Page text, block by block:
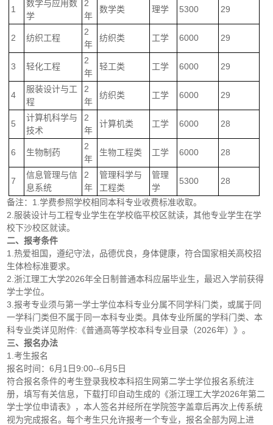
1
数学与应用数
学
2
年
数学类 理学 5300 29
2 纺织工程
2
年
纺织类 工学 6000 29
3 轻化工程
2
年
轻工类 工学 6000 29
4
服装设计与工
程
2
年
纺织类 工学 6000 29
5
计算机科学与
技术
2
年
计算机类 工学 6000 28
6 生物制药
2
年
生物工程类 工学 6000 28
7
信息管理与信
息系统
2
年
管理科学与
工程类
管理
学
5300 28
备注：1.学费参照学校相同本科专业收费标准收取。
2.服装设计与工程专业学生在学校临平校区就读，其他专业学生在学
校下沙校区就读。
二、报考条件
1.热爱祖国，遵纪守法，品德优良，身体健康，符合国家相关高校招
生体检标准要求。
2.浙江理工大学2026年全日制普通本科应届毕业生，最迟入学前获得
学士学位。
3.报考专业须与第一学士学位本科专业分属不同学科门类，或属于同
一学科门类但不属于同一本科专业类。具体专业所属的学科门类、本
科专业类详见附件:《普通高等学校本科专业目录（2026年）》。
三、报名办法
1.考生报名
报名时间：6月1日9:00--6月5日
符合报名条件的考生登录我校本科招生网第二学士学位报名系统注
册，填写有关信息，下载打印自动生成的《浙江理工大学2026年第二
学士学位申请表》，本人签名并经所在学院签字盖章后再次上传系统
视为完成报名。每个考生只允许报考一个专业，报名全部为网上进